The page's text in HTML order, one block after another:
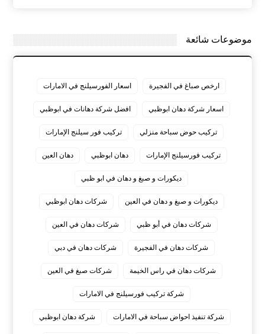
موضوعات شائعة
ارخص صباغ في الفجيرة اسعار الفورسيلنج في الامارات
اسعار شركة دهان ابوظبي افضل شركة دهانات في ابوظبي
تركيب حوض سباحة منزلي تركيب فور سيلنج الإمارات
تركيب فورسيلنج الإمارات دهان ابوظبي دهان العين
ديكورات و صبغ و دهان في ابو ظبي
ديكورات و صبغ و دهان في العين شركات دهان ابوظبي
شركات دهان في أبو ظبي شركات دهان في العين
شركات دهان في الفجيرة شركات دهان في دبي
شركات دهان في راس الخيمة شركات صبغ في العين
شركة تركيب فورسيلنج في الامارات
شركة تنفيذ احواض سباحة في الامارات شركة دهان ابوظبي